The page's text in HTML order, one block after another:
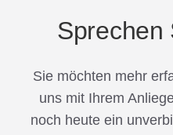
Sprechen
Sie möchten mehr
uns mit Ihrem
noch heute ein